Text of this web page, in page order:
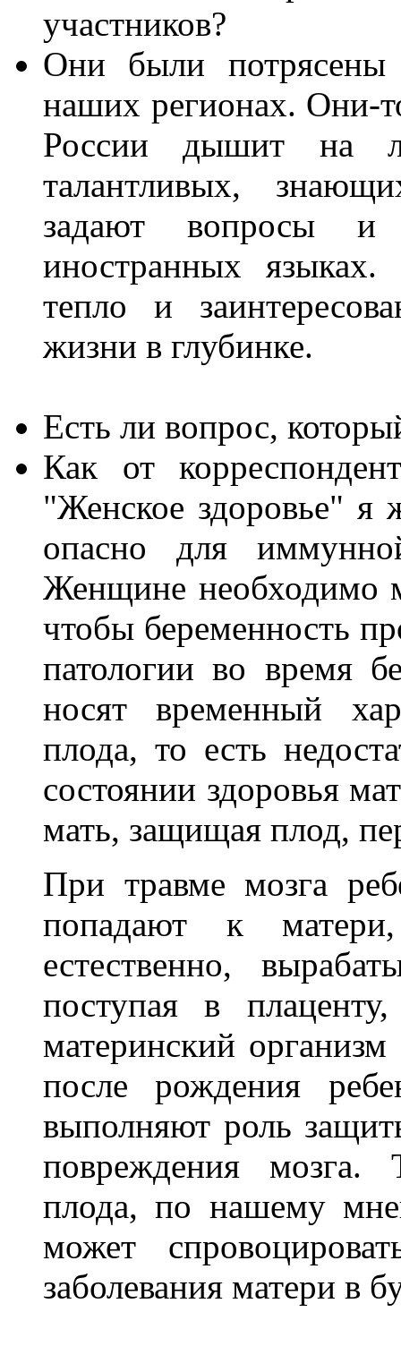
участников?
Они были
наших регионах. Они-
России дышит на
талантливых,
задают вопросы и
иностранных
тепло и
жизни в глубинке.
Есть ли вопрос,
Как от
"Женское здоровье" я
опасно для
Женщине необходимо
чтобы беременность
патологии во время
носят временный
плода, то есть
состоянии здоровья
мать, защищая плод,
При травме мозга
попадают к
естественно,
поступая в
материнский
после рождения
выполняют роль
повреждения мозга.
плода, по нашему
может
заболевания матери в